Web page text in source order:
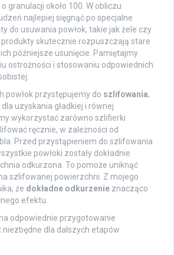
granulacji około 100. W obliczu
najlepiej sięgnąć po specjalne
do usuwania powłok, takie jak żele czy
skutecznie rozpuszczają stare
ich późniejsze usunięcie. Pamiętajmy
ostrożności i stosowaniu odpowiednich
powłok przystępujemy do szlifowania,
uzyskania gładkiej i równej
wykorzystać zarówno szlifierki
ręcznie, w zależności od
Przed przystąpieniem do szlifowania
powłoki zostały dokładnie
odkurzona. To pomoże uniknąć
szlifowanej powierzchni. Z mojego
że dokładne odkurzenie znacząco
efektu.
odpowiednie przygotowanie
niezbędne dla dalszych etapów